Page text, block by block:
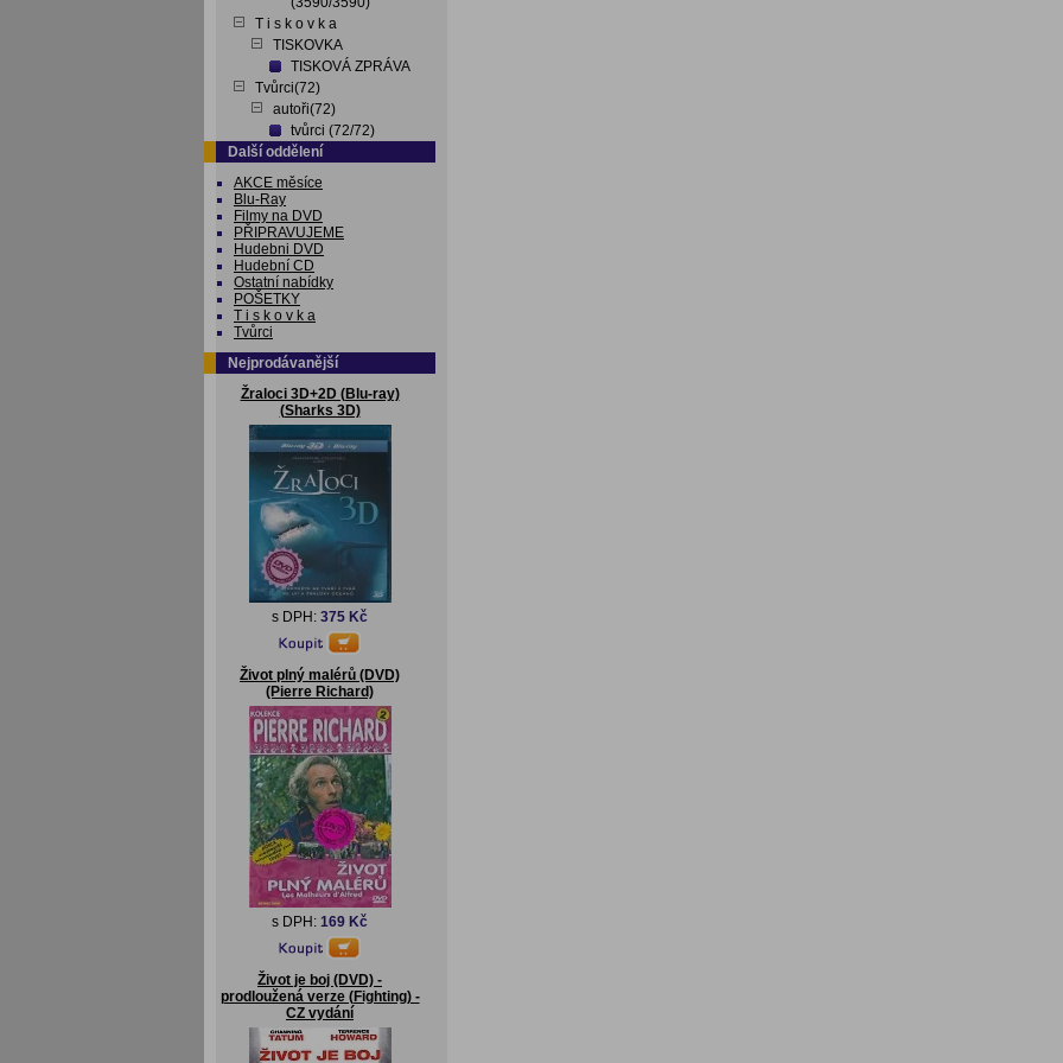
T i s k o v k a
TISKOVKA
TISKOVÁ ZPRÁVA
Tvůrci(72)
autoři(72)
tvůrci (72/72)
Další oddělení
AKCE měsíce
Blu-Ray
Filmy na DVD
PŘIPRAVUJEME
Hudebni DVD
Hudební CD
Ostatní nabídky
POŠETKY
T i s k o v k a
Tvůrci
Nejprodávanější
Žraloci 3D+2D (Blu-ray)
(Sharks 3D)
s DPH: 375 Kč
Život plný malérů (DVD)
(Pierre Richard)
s DPH: 169 Kč
Život je boj (DVD) -
prodloužená verze (Fighting) -
CZ vydání